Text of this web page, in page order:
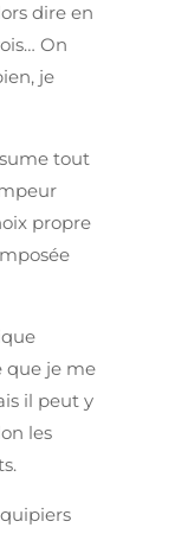
dire en
On
je
tout
propre
que je me
il peut y
les